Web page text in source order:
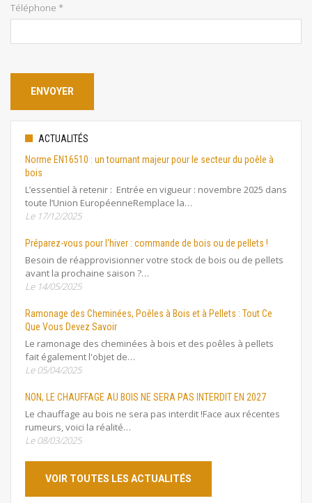
Téléphone *
ACTUALITÉS
Norme EN16510 : un tournant majeur pour le secteur du poêle à
bois
L’essentiel à retenir : Entrée en vigueur : novembre 2025 dans
toute l’Union EuropéenneRemplace la…
Le 17/12/2025
Préparez-vous pour l'hiver : commande de bois ou de pellets !
Besoin de réapprovisionner votre stock de bois ou de pellets
avant la prochaine saison ?…
Le 14/05/2025
Ramonage des Cheminées, Poêles à Bois et à Pellets : Tout Ce
Que Vous Devez Savoir
Le ramonage des cheminées à bois et des poêles à pellets
fait également l'objet de…
Le 05/04/2025
NON, LE CHAUFFAGE AU BOIS NE SERA PAS INTERDIT EN 2027
Le chauffage au bois ne sera pas interdit !Face aux récentes
rumeurs, voici la réalité…
Le 08/03/2025
VOIR TOUTES LES ACTUALITÉS